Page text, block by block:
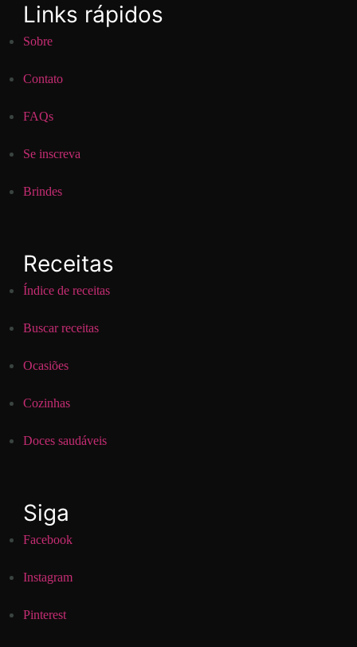
Links rápidos
Sobre
Contato
FAQs
Se inscreva
Brindes
Receitas
Índice de receitas
Buscar receitas
Ocasiões
Cozinhas
Doces saudáveis
Siga
Facebook
Instagram
Pinterest